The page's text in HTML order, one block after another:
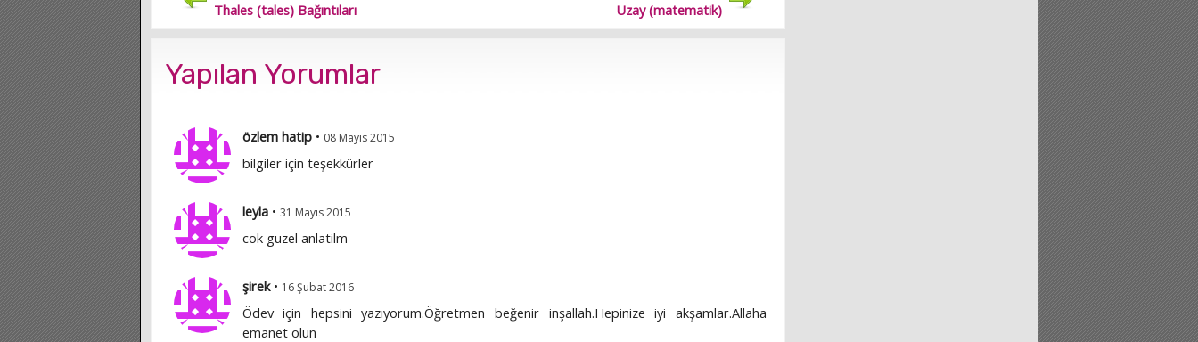
Thales (tales) Bağıntıları
Uzay (matematik)
Yapılan Yorumlar
özlem hatip• 08 Mayıs 2015
bilgiler için teşekkürler
leyla• 31 Mayıs 2015
cok guzel anlatilm
şirek• 16 Şubat 2016
Ödev için hepsini yazıyorum.Öğretmen beğenir inşallah.Hepinize iyi akşamlar.Allaha
emanet olun